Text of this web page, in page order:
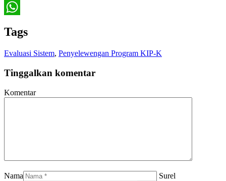
Twitter
Tags
Evaluasi Sistem, Penyelewengan Program KIP-K
Tinggalkan komentar
Komentar
Nama
Surel